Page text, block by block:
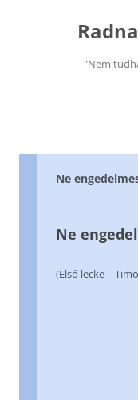
"Nem
Ne
Ne
(Első lecke –